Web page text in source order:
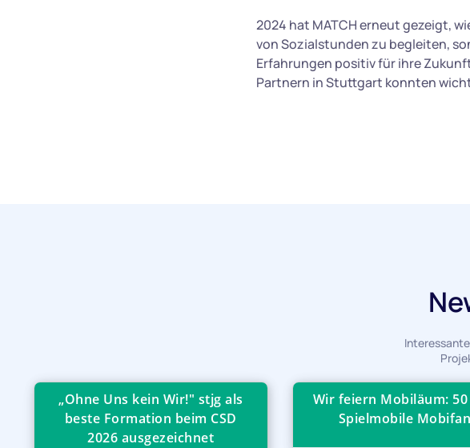
2024 hat MATCH erneut gezeigt,
von Sozialstunden zu begleiten,
Erfahrungen positiv für ihre
Partnern in Stuttgart konnten
„Ohne Uns kein Wir!" stjg als
beste Formation beim CSD
2026 ausgezeichnet
Wir feiern Mobiläum: 50
Spielmobile